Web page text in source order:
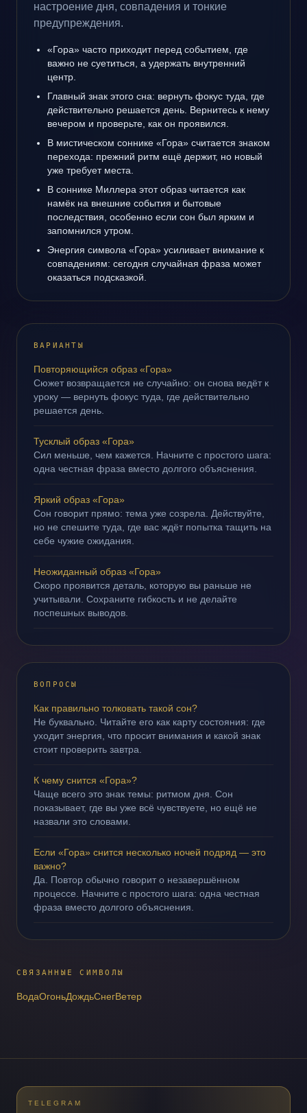
настроение дня, совпадения и тонкие
предупреждения.
«Гора» часто приходит перед событием, где
важно не суетиться, а удержать внутренний
центр.
Главный знак этого сна: вернуть фокус туда, где
действительно решается день. Вернитесь к нему
вечером и проверьте, как он проявился.
В мистическом соннике «Гора» считается знаком
перехода: прежний ритм ещё держит, но новый
уже требует места.
В соннике Миллера этот образ читается как
намёк на внешние события и бытовые
последствия, особенно если сон был ярким и
запомнился утром.
Энергия символа «Гора» усиливает внимание к
совпадениям: сегодня случайная фраза может
оказаться подсказкой.
ВАРИАНТЫ
Повторяющийся образ «Гора»
Сюжет возвращается не случайно: он снова ведёт к
уроку — вернуть фокус туда, где действительно
решается день.
Тусклый образ «Гора»
Сил меньше, чем кажется. Начните с простого шага:
одна честная фраза вместо долгого объяснения.
Яркий образ «Гора»
Сон говорит прямо: тема уже созрела. Действуйте,
но не спешите туда, где вас ждёт попытка тащить на
себе чужие ожидания.
Неожиданный образ «Гора»
Скоро проявится деталь, которую вы раньше не
учитывали. Сохраните гибкость и не делайте
поспешных выводов.
ВОПРОСЫ
Как правильно толковать такой сон?
Не буквально. Читайте его как карту состояния: где
уходит энергия, что просит внимания и какой знак
стоит проверить завтра.
К чему снится «Гора»?
Чаще всего это знак темы: ритмом дня. Сон
показывает, где вы уже всё чувствуете, но ещё не
назвали это словами.
Если «Гора» снится несколько ночей подряд — это
важно?
Да. Повтор обычно говорит о незавершённом
процессе. Начните с простого шага: одна честная
фраза вместо долгого объяснения.
СВЯЗАННЫЕ СИМВОЛЫ
ВодаОгоньДождьСнегВетер
TELEGRAM